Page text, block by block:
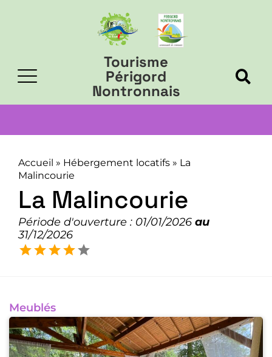
Tourisme
Périgord
Nontronnais
Accueil » Hébergement locatifs » La
Malincourie
La Malincourie
Période d'ouverture : 01/01/2026 au
31/12/2026
Meublés